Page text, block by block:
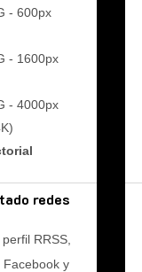
- 600px
- 1600px
- 4000px
redes
RRSS,
Facebook y